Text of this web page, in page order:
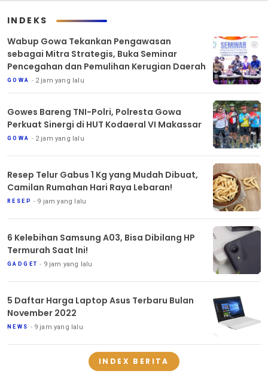
INDEKS
Wabup Gowa Tekankan Pengawasan
sebagai Mitra Strategis, Buka Seminar
Pencegahan dan Pemulihan Kerugian Daerah
GOWA 2 jam yang lalu
Gowes Bareng TNI-Polri, Polresta Gowa
Perkuat Sinergi di HUT Kodaeral VI Makassar
GOWA 2 jam yang lalu
Resep Telur Gabus 1 Kg yang Mudah Dibuat,
Camilan Rumahan Hari Raya Lebaran!
RESEP 9 jam yang lalu
6 Kelebihan Samsung A03, Bisa Dibilang HP
Termurah Saat Ini!
GADGET 9 jam yang lalu
5 Daftar Harga Laptop Asus Terbaru Bulan
November 2022
NEWS 9 jam yang lalu
INDEX BERITA